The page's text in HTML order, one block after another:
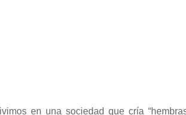
en una sociedad que cría